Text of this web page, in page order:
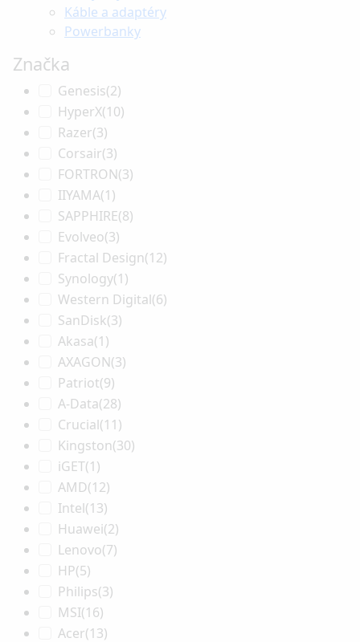
Káble a adaptéry
Powerbanky
Značka
Genesis(2)
HyperX(10)
Razer(3)
Corsair(3)
FORTRON(3)
IIYAMA(1)
SAPPHIRE(8)
Evolveo(3)
Fractal Design(12)
Synology(1)
Western Digital(6)
SanDisk(3)
Akasa(1)
AXAGON(3)
Patriot(9)
A-Data(28)
Crucial(11)
Kingston(30)
iGET(1)
AMD(12)
Intel(13)
Huawei(2)
Lenovo(7)
HP(5)
Philips(3)
MSI(16)
Acer(13)